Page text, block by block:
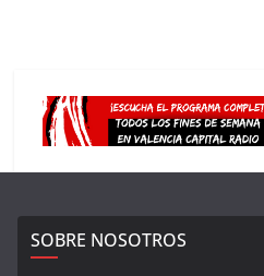
SOBRE NOSOTROS